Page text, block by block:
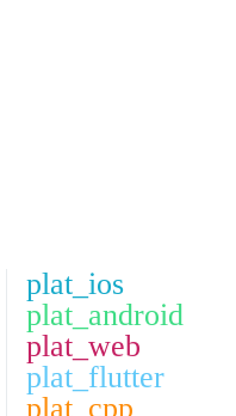
plat_ios
plat_android
plat_web
plat_flutter
plat_cpp